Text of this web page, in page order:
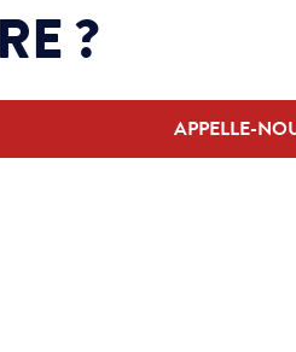
?
APPELLE-